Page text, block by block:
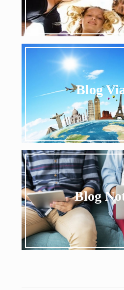
Curiosa un
Blog
Blog
Blog